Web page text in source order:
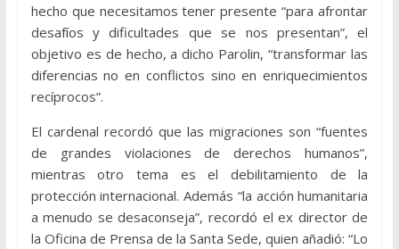
hecho que necesitamos tener presente “para afrontar
desafíos y dificultades que se nos presentan”, el
objetivo es de hecho, a dicho Parolin, “transformar las
diferencias no en conflictos sino en enriquecimientos
recíprocos”.
El cardenal recordó que las migraciones son “fuentes
de grandes violaciones de derechos humanos”,
mientras otro tema es el debilitamiento de la
protección internacional. Además “la acción humanitaria
a menudo se desaconseja”, recordó el ex director de
la Oficina de Prensa de la Santa Sede, quien añadió: “Lo